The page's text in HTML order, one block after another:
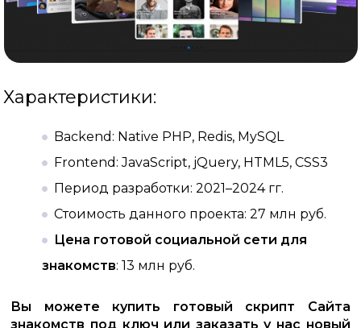
Характеристики:
Backend: Native PHP, Redis, MySQL
Frontend: JavaScript, jQuery, HTML5, CSS3
Период разработки: 2021–2024 гг.
Стоимость данного проекта: 27 млн руб.
Цена готовой социальной сети для
знакомств: 13 млн руб.
Вы можете купить готовый скрипт Сайта
знакомств под ключ или заказать у нас новый